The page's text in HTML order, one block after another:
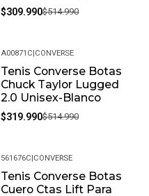
$309.990$514.990
-38%
A00871C CONVERSE
Tenis Converse Botas
Chuck Taylor Lugged
2.0 Unisex-Blanco
$319.990$514.990
561676C CONVERSE
Tenis Converse Botas
Cuero Ctas Lift Para